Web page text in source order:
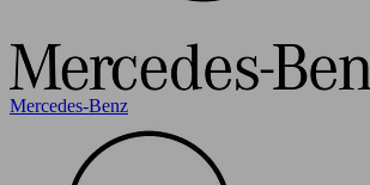
Mercedes-Benz